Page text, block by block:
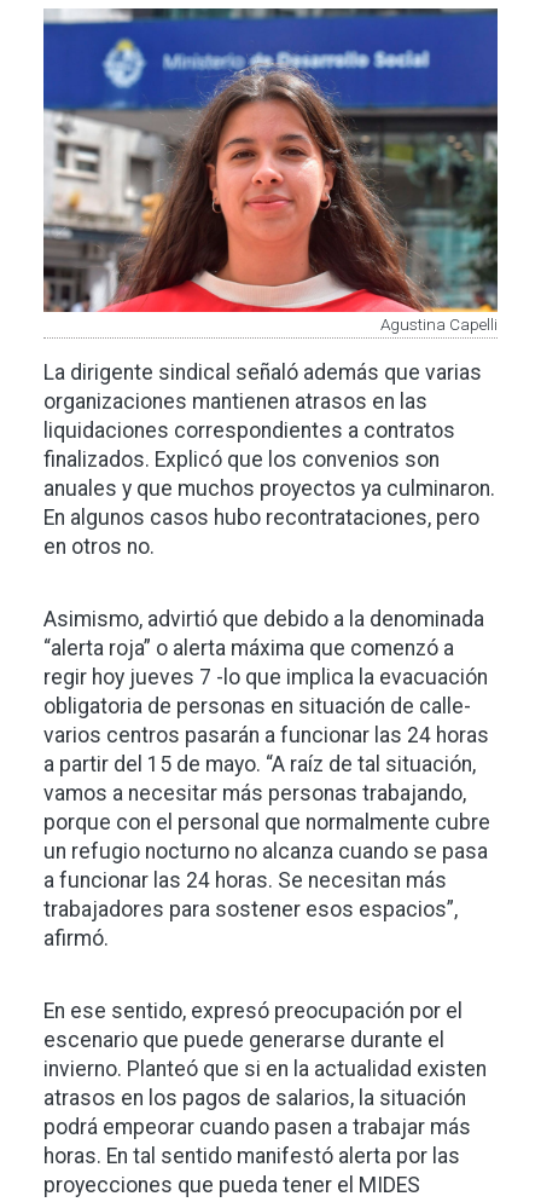
Imagen
Agustina Capelli
La dirigente sindical señaló además que varias
organizaciones mantienen atrasos en las
liquidaciones correspondientes a contratos
finalizados. Explicó que los convenios son
anuales y que muchos proyectos ya culminaron.
En algunos casos hubo recontrataciones, pero
en otros no.
Asimismo, advirtió que debido a la denominada
“alerta roja” o alerta máxima que comenzó a
regir hoy jueves 7 -lo que implica la evacuación
obligatoria de personas en situación de calle-
varios centros pasarán a funcionar las 24 horas
a partir del 15 de mayo. “A raíz de tal situación,
vamos a necesitar más personas trabajando,
porque con el personal que normalmente cubre
un refugio nocturno no alcanza cuando se pasa
a funcionar las 24 horas. Se necesitan más
trabajadores para sostener esos espacios”,
afirmó.
En ese sentido, expresó preocupación por el
escenario que puede generarse durante el
invierno. Planteó que si en la actualidad existen
atrasos en los pagos de salarios, la situación
podrá empeorar cuando pasen a trabajar más
horas. En tal sentido manifestó alerta por las
proyecciones que pueda tener el MIDES